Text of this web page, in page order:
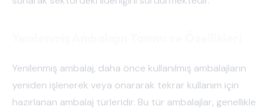
Yenilenmiş ambalaj, daha önce kullanılmış ambalajların
yeniden işlenerek veya onararak tekrar kullanım için
hazırlanan ambalaj türleridir. Bu tür ambalajlar, genellikle